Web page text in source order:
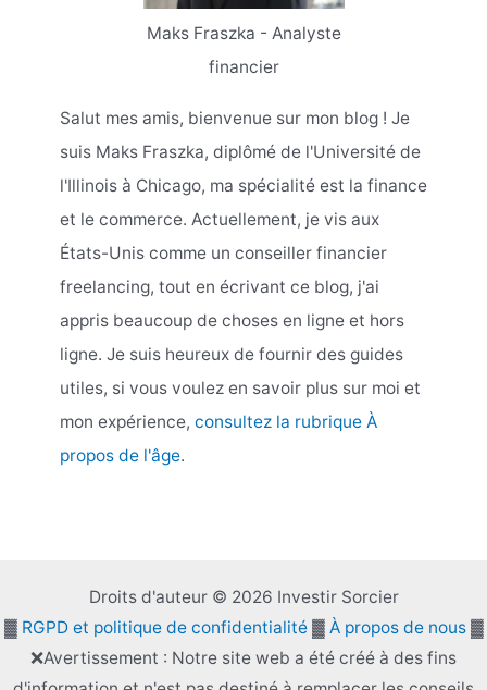
Maks Fraszka - Analyste
financier
Salut mes amis, bienvenue sur mon blog ! Je
suis Maks Fraszka, diplômé de l'Université de
l'Illinois à Chicago, ma spécialité est la finance
et le commerce. Actuellement, je vis aux
États-Unis comme un conseiller financier
freelancing, tout en écrivant ce blog, j'ai
appris beaucoup de choses en ligne et hors
ligne. Je suis heureux de fournir des guides
utiles, si vous voulez en savoir plus sur moi et
mon expérience, consultez la rubrique À
propos de l'âge.
Droits d'auteur © 2026 Investir Sorcier
▓ RGPD et politique de confidentialité▓ À propos de nous▓
❌Avertissement : Notre site web a été créé à des fins